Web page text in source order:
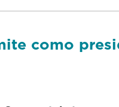
como